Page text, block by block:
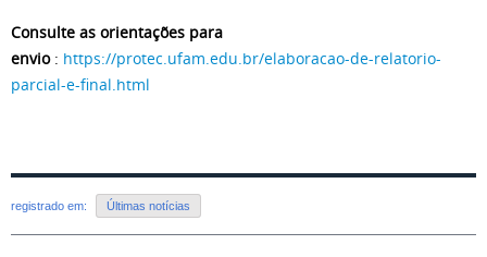
Consulte as orientações para
envio : https://protec.ufam.edu.br/elaboracao-de-relatorio-
parcial-e-final.html
registrado em: Últimas notícias